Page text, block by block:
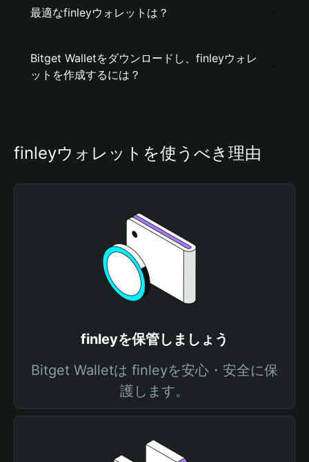
最適なfinleyウォレットは？
Bitget Walletをダウンロードし、finleyウォレ
ットを作成するには？
finleyウォレットを使うべき理由
finleyを保管しましょう
Bitget Walletは finleyを安心・安全に保
護します。